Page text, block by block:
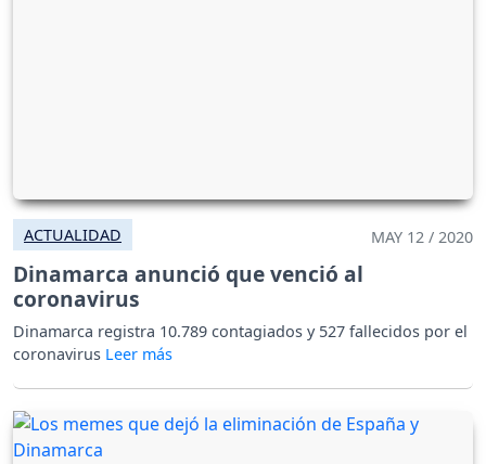
ACTUALIDAD MAY 12 / 2020
Dinamarca anunció que venció al
coronavirus
Dinamarca registra 10.789 contagiados y 527 fallecidos por el
coronavirus